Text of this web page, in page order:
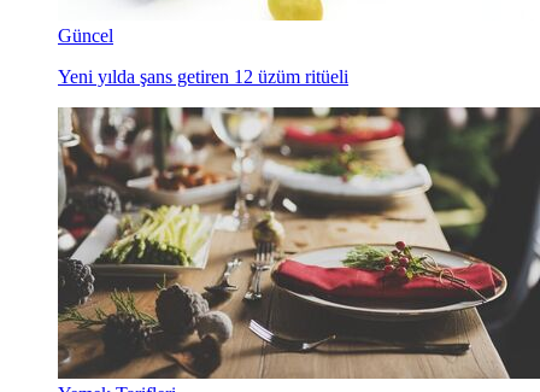
Güncel
Yeni yılda şans getiren 12 üzüm ritüeli